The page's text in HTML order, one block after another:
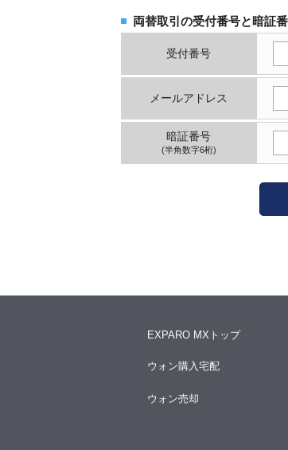
両替取引の受付番号と暗証
受付番号
メールアドレス
暗証番号
(半角数字6桁)
EXPARO MXトップ
ウォン購入宅配
ウォン売却